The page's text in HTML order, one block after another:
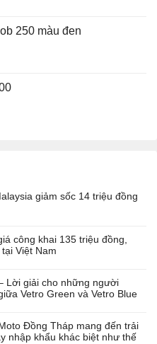
250 màu đen
giảm sốc 14 triệu đồng
công khai 135 triệu đồng,
Việt Nam
Lời giải cho những người
Vetro Green và Vetro Blue
Đồng Tháp mang đến trải
nhập khẩu khác biệt như thế